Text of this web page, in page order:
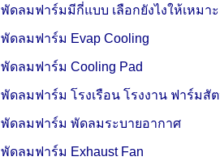
พัดลมฟาร์มมีกี่แบบ เลือกยังไงให้เหมาะ
พัดลมฟาร์ม Evap Cooling
พัดลมฟาร์ม Cooling Pad
พัดลมฟาร์ม โรงเรือนโรงงาน ฟาร์มสั
พัดลมฟาร์ม พัดลมระบายอากาศ
พัดลมฟาร์ม Exhaust Fan